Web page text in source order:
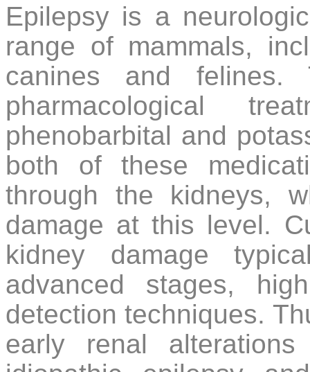
Epilepsy is a
range of mammals,
canines and felines.
pharmacological
phenobarbital and
both of these
through the kidneys,
damage at this level.
kidney damage
advanced stages,
detection techniques.
early renal